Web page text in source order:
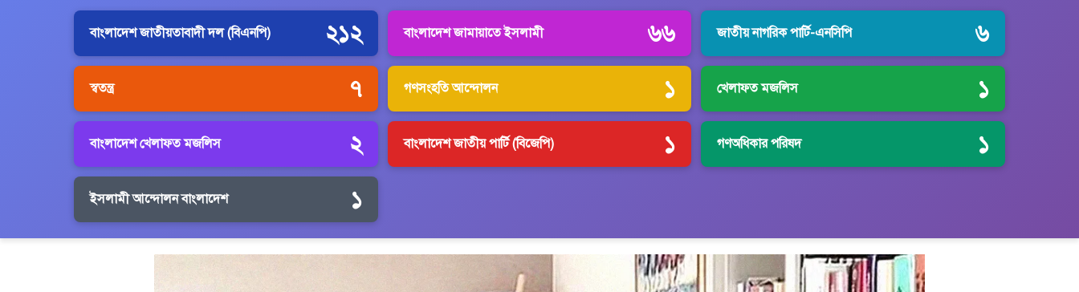
বাংলাদেশ জাতীয়তাবাদী দল (বিএনপি) ২১২ বাংলাদেশ জামায়াতে ইসলামী ৬৬ জাতীয় নাগরিক পার্টি-এনসিপি ৬
স্বতন্ত্র ৭ গণসংহতি আন্দোলন ১ খেলাফত মজলিস ১
বাংলাদেশ খেলাফত মজলিস ২ বাংলাদেশ জাতীয় পার্টি (বিজেপি) ১ গণঅধিকার পরিষদ ১
ইসলামী আন্দোলন বাংলাদেশ ১